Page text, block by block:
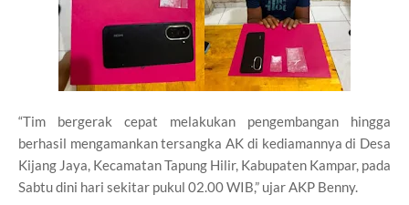
“Tim bergerak cepat melakukan pengembangan hingga
berhasil mengamankan tersangka AK di kediamannya di Desa
Kijang Jaya, Kecamatan Tapung Hilir, Kabupaten Kampar, pada
Sabtu dini hari sekitar pukul 02.00 WIB,” ujar AKP Benny.